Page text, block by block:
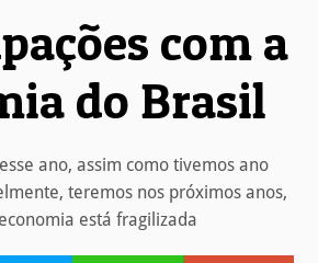
com a
do Brasil
ano, assim como tivemos ano
teremos nos próximos anos,
está fragilizada